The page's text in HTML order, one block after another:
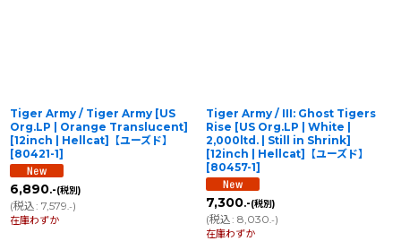
Tiger Army / Tiger Army [US
Org.LP | Orange Translucent]
[12inch | Hellcat]【ユーズド】
[80421-1]
6,890.-(税別)
(税込: 7,579.-)
在庫わずか
Tiger Army / III: Ghost Tigers
Rise [US Org.LP | White |
2,000ltd. | Still in Shrink]
[12inch | Hellcat]【ユーズド】
[80457-1]
7,300.-(税別)
(税込: 8,030.-)
在庫わずか